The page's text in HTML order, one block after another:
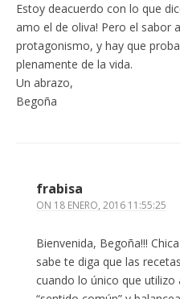
Estoy deacuerdo con lo que
amo el de oliva! Pero el sabor
protagonismo, y hay que
plenamente de la vida.
Un abrazo,
Begoña
frabisa
ON 18 ENERO, 2016 11:55:25
Bienvenida, Begoña!!!
sabe te diga que las
cuando lo único que utilizo